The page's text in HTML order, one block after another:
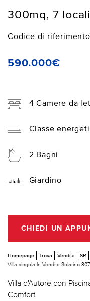
300mq, 7 locali
Codice di
590.000€
4 Camere da
Classe
2 Bagni
Giardino
CHIEDI UN
Homepage Trova Vendita SR
Villa singola In Vendita Solarino
Villa d'Autore con
Comfort